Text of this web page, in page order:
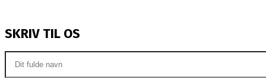
SKRIV TIL OS